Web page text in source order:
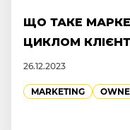
ІНФЛЮЕНС-
БІЗНЕСИ
15.09.2025